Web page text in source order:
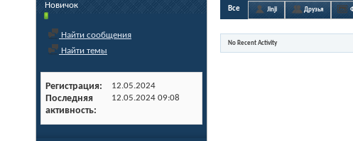
Новичок
Найти сообщения
Найти темы
Регистрация 12.05.2024
Последняя
активность
12.05.2024 09:08
Все Jinji Друзья
No Recent Activity